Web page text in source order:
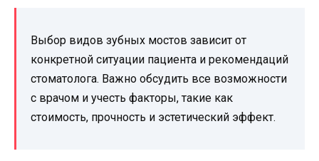
Выбор видов зубных мостов зависит от
конкретной ситуации пациента и рекомендаций
стоматолога. Важно обсудить все возможности
с врачом и учесть факторы, такие как
стоимость, прочность и эстетический эффект.